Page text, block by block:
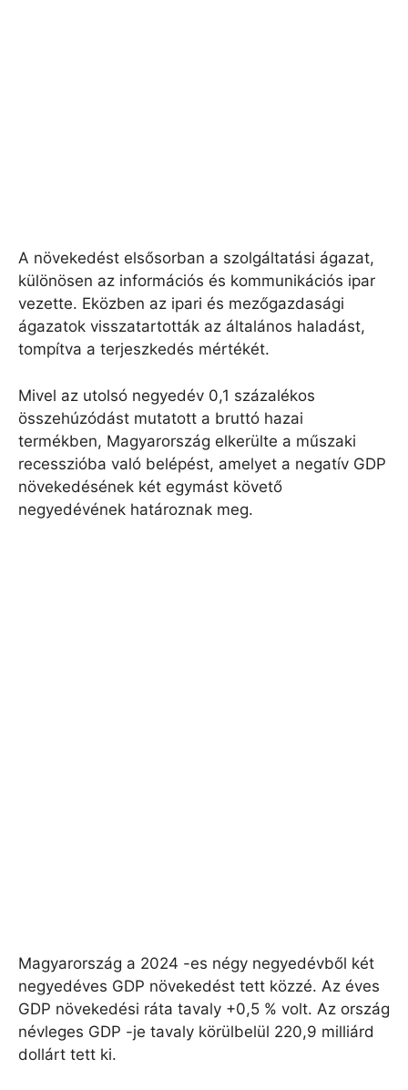
A növekedést elsősorban a szolgáltatási ágazat,
különösen az információs és kommunikációs ipar
vezette. Eközben az ipari és mezőgazdasági
ágazatok visszatartották az általános haladást,
tompítva a terjeszkedés mértékét.
Mivel az utolsó negyedév 0,1 százalékos
összehúzódást mutatott a bruttó hazai
termékben, Magyarország elkerülte a műszaki
recesszióba való belépést, amelyet a negatív GDP
növekedésének két egymást követő
negyedévének határoznak meg.
Magyarország a 2024 -es négy negyedévből két
negyedéves GDP növekedést tett közzé. Az éves
GDP növekedési ráta tavaly +0,5 % volt. Az ország
névleges GDP -je tavaly körülbelül 220,9 milliárd
dollárt tett ki.